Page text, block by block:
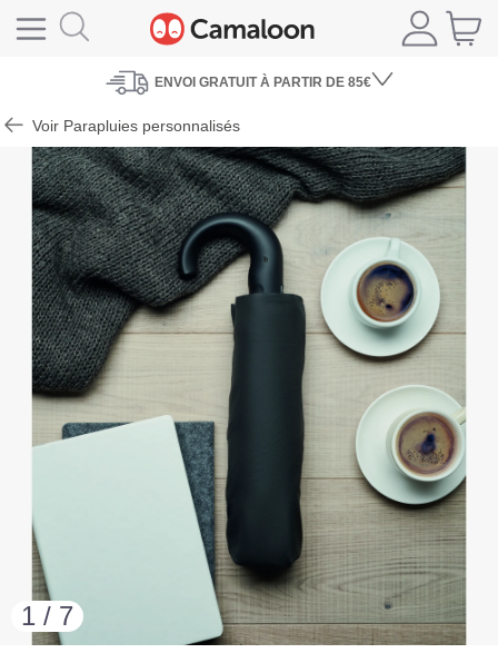
ENVOI GRATUIT À PARTIR DE 85€
Voir Parapluies personnalisés
1 / 7